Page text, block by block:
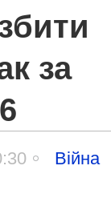
за
Війна